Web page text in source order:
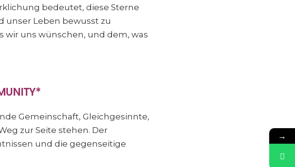
bedeutet, diese Sterne
unser Leben bewusst zu
wir uns wünschen, und dem, was
Gemeinschaft, Gleichgesinnte,
zur Seite stehen. Der
und die gegenseitige
→